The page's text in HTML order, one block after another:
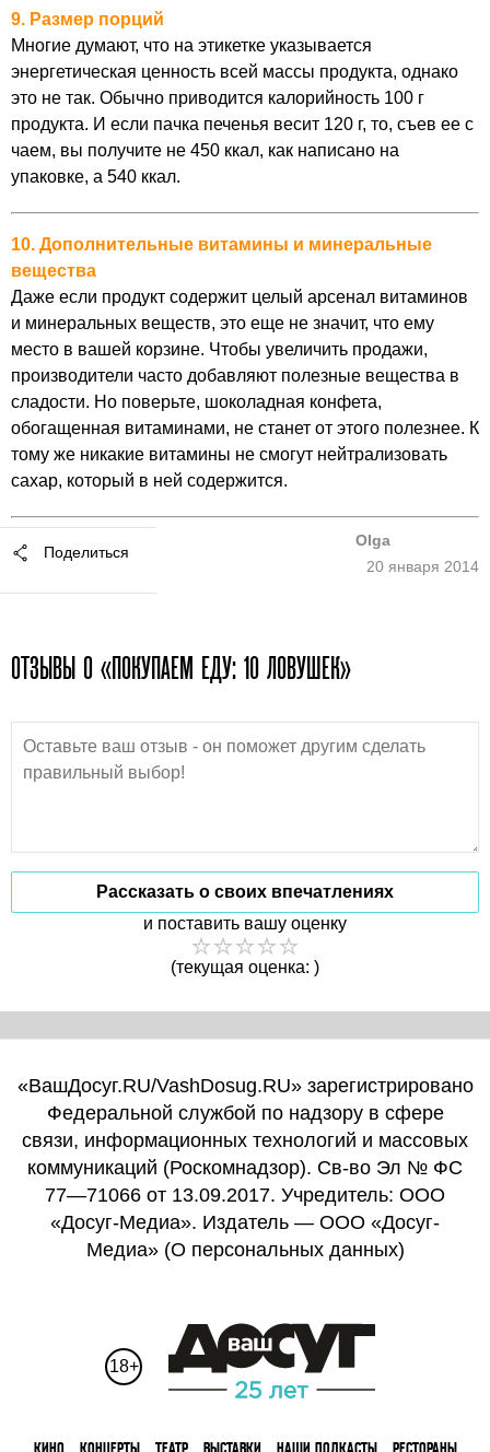
9. Размер порций
Многие думают, что на этикетке указывается
энергетическая ценность всей массы продукта, однако
это не так. Обычно приводится калорийность 100 г
продукта. И если пачка печенья весит 120 г, то, съев ее с
чаем, вы получите не 450 ккал, как написано на
упаковке, а 540 ккал.
10. Дополнительные витамины и минеральные
вещества
Даже если продукт содержит целый арсенал витаминов
и минеральных веществ, это еще не значит, что ему
место в вашей корзине. Чтобы увеличить продажи,
производители часто добавляют полезные вещества в
сладости. Но поверьте, шоколадная конфета,
обогащенная витаминами, не станет от этого полезнее. К
тому же никакие витамины не смогут нейтрализовать
сахар, который в ней содержится.
Поделиться
Olga
20 января 2014
ОТЗЫВЫ О «ПОКУПАЕМ ЕДУ: 10 ЛОВУШЕК»
Рассказать о своих впечатлениях
и поставить вашу оценку
(текущая оценка: )
«ВашДосуг.RU/VashDosug.RU» зарегистрировано
Федеральной службой по надзору в сфере
связи, информационных технологий и массовых
коммуникаций (Роскомнадзор). Св-во Эл № ФС
77—71066 от 13.09.2017. Учредитель: ООО
«Досуг-Медиа». Издатель — ООО «Досуг-
Медиа» (О персональных данных)
18+
КИНО КОНЦЕРТЫ ТЕАТР ВЫСТАВКИ НАШИ ПОДКАСТЫ РЕСТОРАНЫ